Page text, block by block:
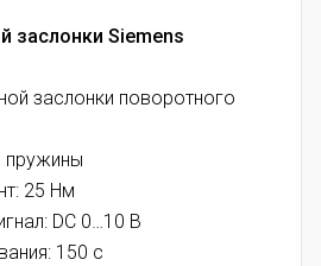
заслонки Siemens
заслонки поворотного
пружины
25 Нм
DC 0…10 В
150 с